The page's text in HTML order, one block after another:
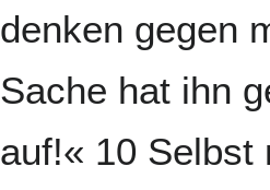
denken gegen
Sache hat ihn
auf!« 10 Selbst